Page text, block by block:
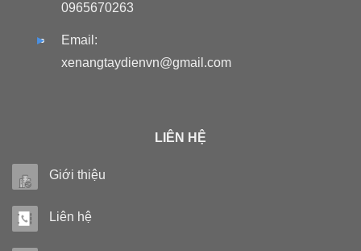
0965670263
Email:
xenangtaydienvn@gmail.com
LIÊN HỆ
Giới thiệu
Liên hệ